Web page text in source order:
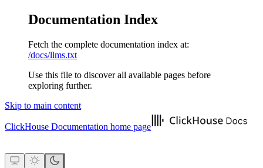
Documentation Index
Fetch the complete documentation index at:
/docs/llms.txt
Use this file to discover all available pages before
exploring further.
Skip to main content
ClickHouse Documentation home page